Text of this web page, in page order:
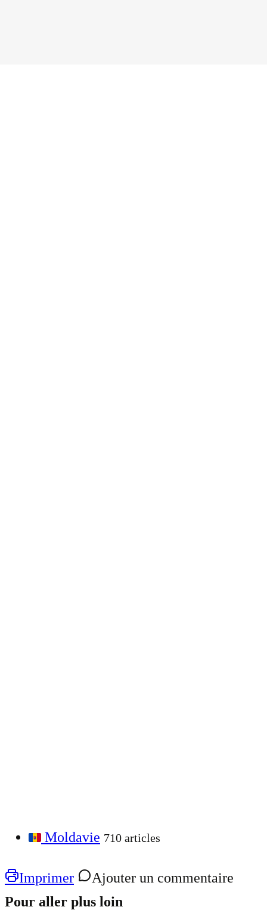
Moldavie 710 articles
Imprimer
Ajouter un commentaire
Pour aller plus loin